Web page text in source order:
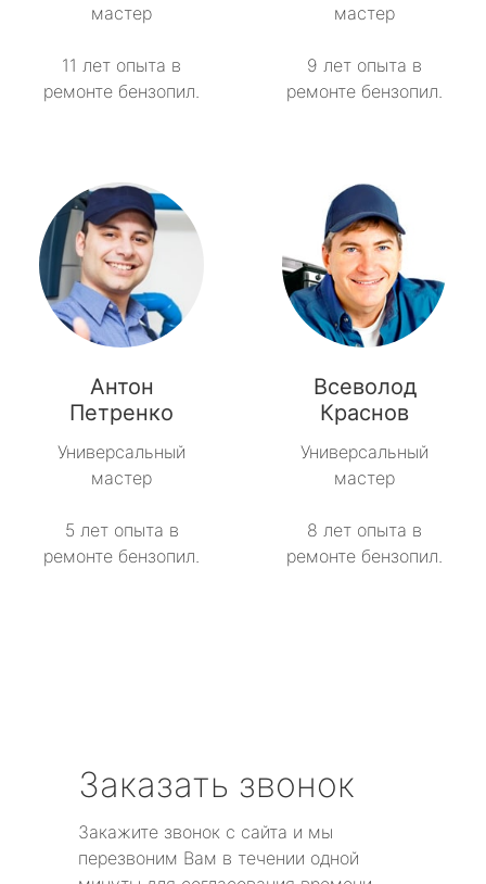
мастер
11 лет опыта в
ремонте бензопил.
мастер
9 лет опыта в
ремонте бензопил.
Антон
Петренко
Универсальный
мастер
5 лет опыта в
ремонте бензопил.
Всеволод
Краснов
Универсальный
мастер
8 лет опыта в
ремонте бензопил.
Заказать звонок
Закажите звонок с сайта и мы
перезвоним Вам в течении одной